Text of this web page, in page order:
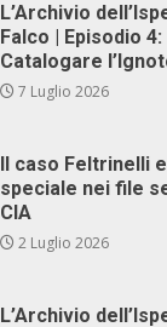
L’Archivio
Falco | Episodio 4:
Catalogare
7 Luglio 2026
Il caso Feltrinelli
speciale nei file
CIA
2 Luglio 2026
L’Archivio